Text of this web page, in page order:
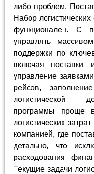
либо проблем.
Набор
функционален. С
управлять
поддержки по
включая поставки
управление
рейсов,
логистической
программы проще
логистических
компанией, где
детально, что
расходования
Текущие задачи